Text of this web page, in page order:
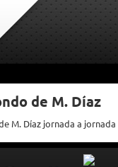
de M. Díaz
M. Díaz jornada a jornada